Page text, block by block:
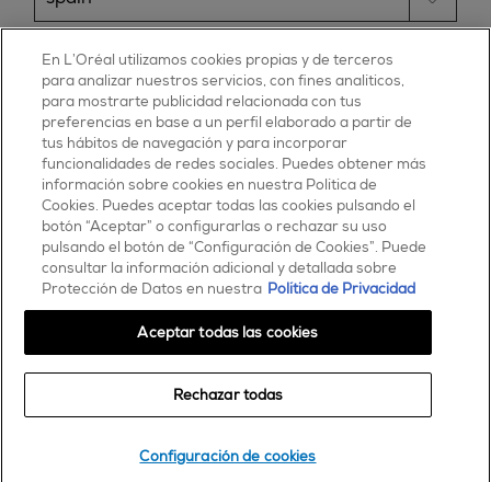
Comprar
encontrar una tienda o salón
© 2025 essie todos los derechos reservados
condiciones de uso
ESSIE
30, rue d’Alsace – 92300 Levallois-Perret
FRANCE
Contáctanos
900 181 055
En L’Oréal utilizamos cookies propias y de terceros
para analizar nuestros servicios, con fines analíticos,
para mostrarte publicidad relacionada con tus
preferencias en base a un perfil elaborado a partir de
tus hábitos de navegación y para incorporar
funcionalidades de redes sociales. Puedes obtener más
información sobre cookies en nuestra Política de
Cookies. Puedes aceptar todas las cookies pulsando el
botón “Aceptar” o configurarlas o rechazar su uso
pulsando el botón de “Configuración de Cookies”. Puede
consultar la información adicional y detallada sobre
Protección de Datos en nuestra Política de Privacidad
Configuración de cookies
Rechazar todas
Aceptar todas las cookies